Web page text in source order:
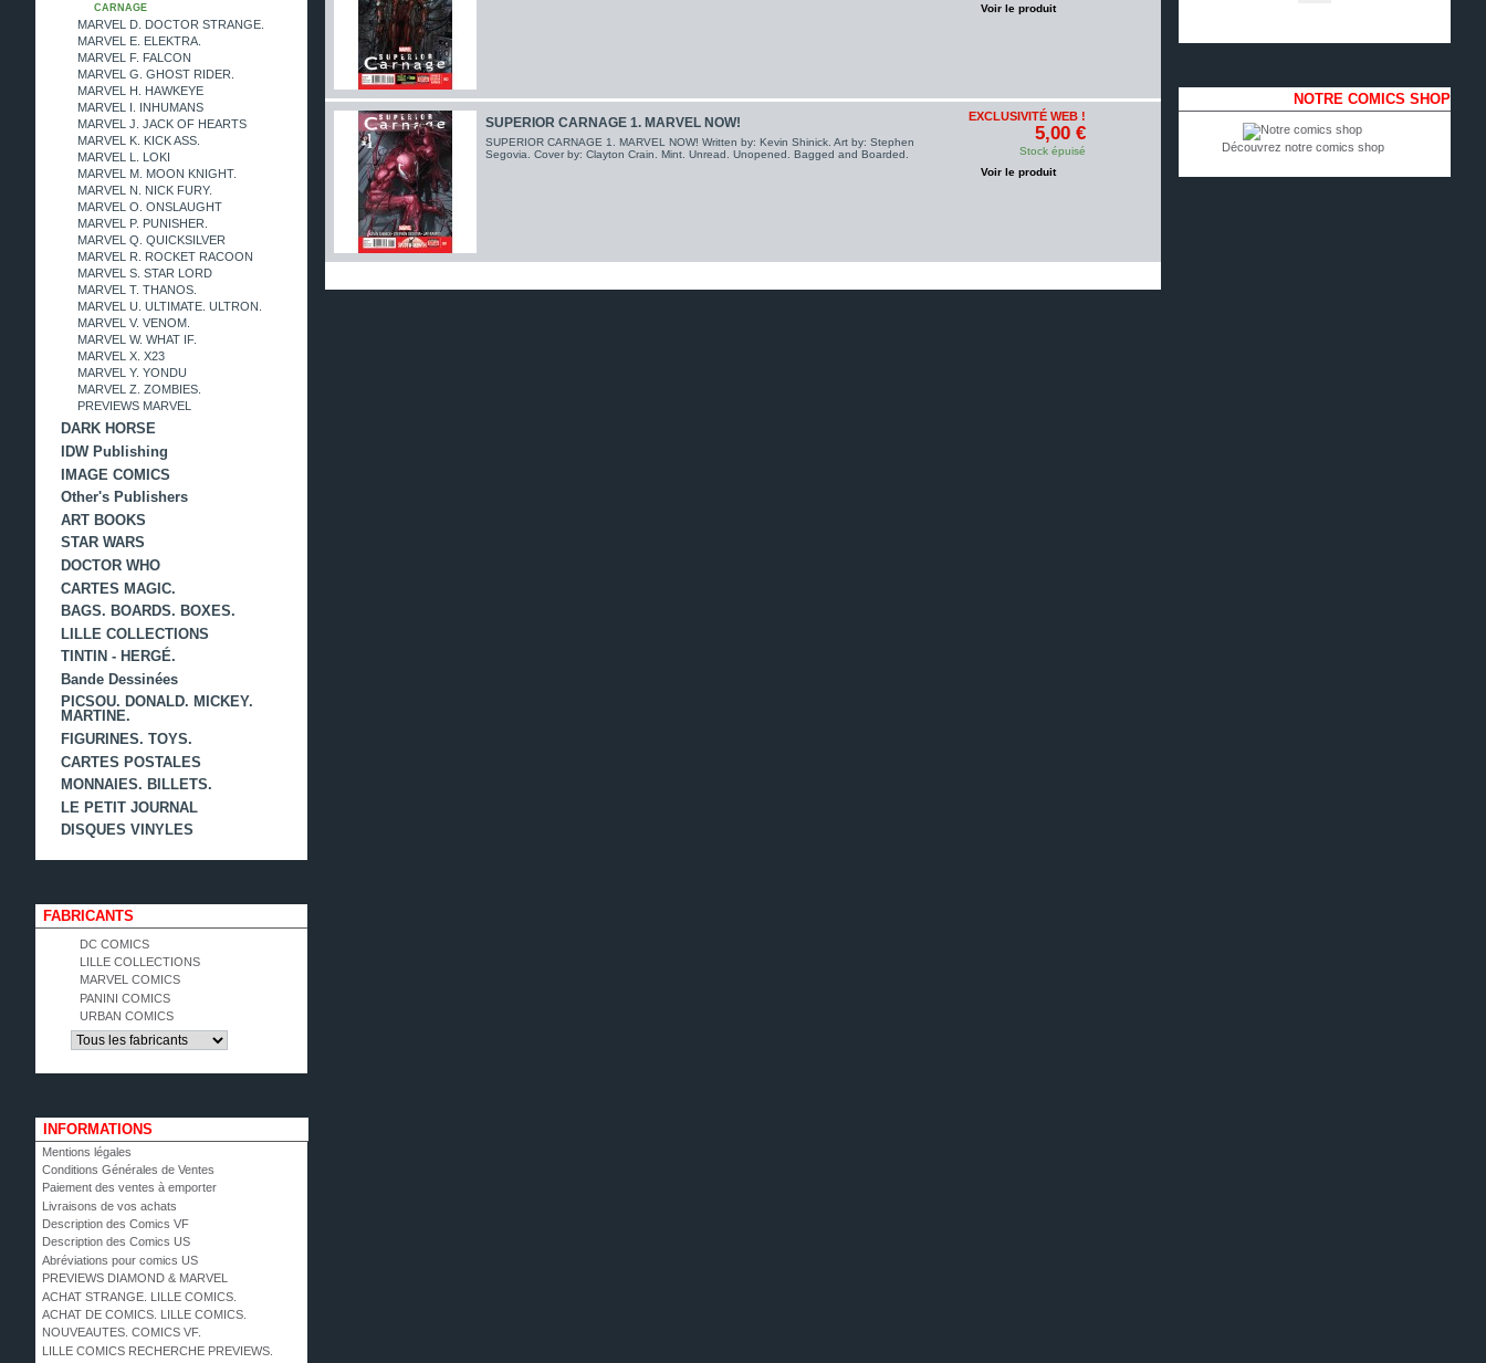
CARNAGE
MARVEL D. DOCTOR STRANGE.
MARVEL E. ELEKTRA.
MARVEL F. FALCON
MARVEL G. GHOST RIDER.
MARVEL H. HAWKEYE
MARVEL I. INHUMANS
MARVEL J. JACK OF HEARTS
MARVEL K. KICK ASS.
MARVEL L. LOKI
MARVEL M. MOON KNIGHT.
MARVEL N. NICK FURY.
MARVEL O. ONSLAUGHT
MARVEL P. PUNISHER.
MARVEL Q. QUICKSILVER
MARVEL R. ROCKET RACOON
MARVEL S. STAR LORD
MARVEL T. THANOS.
MARVEL U. ULTIMATE. ULTRON.
MARVEL V. VENOM.
MARVEL W. WHAT IF.
MARVEL X. X23
MARVEL Y. YONDU
MARVEL Z. ZOMBIES.
PREVIEWS MARVEL
DARK HORSE
IDW Publishing
IMAGE COMICS
Other's Publishers
ART BOOKS
STAR WARS
DOCTOR WHO
CARTES MAGIC.
BAGS. BOARDS. BOXES.
LILLE COLLECTIONS
TINTIN - HERGÉ.
Bande Dessinées
PICSOU. DONALD. MICKEY.
MARTINE.
FIGURINES. TOYS.
CARTES POSTALES
MONNAIES. BILLETS.
LE PETIT JOURNAL
DISQUES VINYLES
FABRICANTS
DC COMICS
LILLE COLLECTIONS
MARVEL COMICS
PANINI COMICS
URBAN COMICS
INFORMATIONS
Mentions légales
Conditions Générales de Ventes
Paiement des ventes à emporter
Livraisons de vos achats
Description des Comics VF
Description des Comics US
Abréviations pour comics US
PREVIEWS DIAMOND & MARVEL
ACHAT STRANGE. LILLE COMICS.
ACHAT DE COMICS. LILLE COMICS.
NOUVEAUTES. COMICS VF.
LILLE COMICS RECHERCHE PREVIEWS.
Voir le produit
SUPERIOR CARNAGE 1. MARVEL NOW!
SUPERIOR CARNAGE 1. MARVEL NOW! Written by: Kevin Shinick. Art by: Stephen
Segovia. Cover by: Clayton Crain. Mint. Unread. Unopened. Bagged and Boarded.
EXCLUSIVITÉ WEB !
5,00 €
Stock épuisé
Voir le produit
NOTRE COMICS SHOP
Découvrez notre comics shop